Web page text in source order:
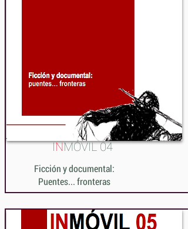
INMÓVIL 04
Ficción y documental:
Puentes... fronteras